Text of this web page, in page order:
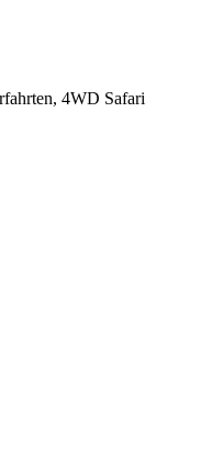
4WD Safari